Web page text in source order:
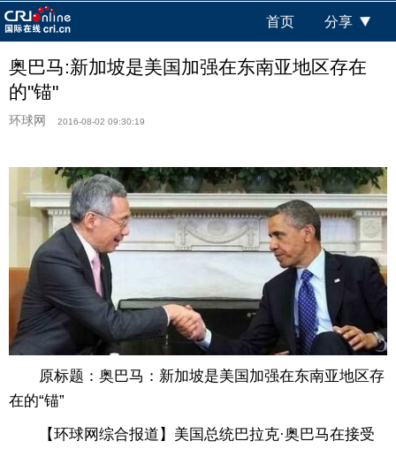
首页 分享
奥巴马:新加坡是美国加强在东南亚地区存在
的"锚"
环球网 2016-08-02 09:30:19
原标题：奥巴马：新加坡是美国加强在东南亚地区存
在的“锚”
【环球网综合报道】美国总统巴拉克·奥巴马在接受